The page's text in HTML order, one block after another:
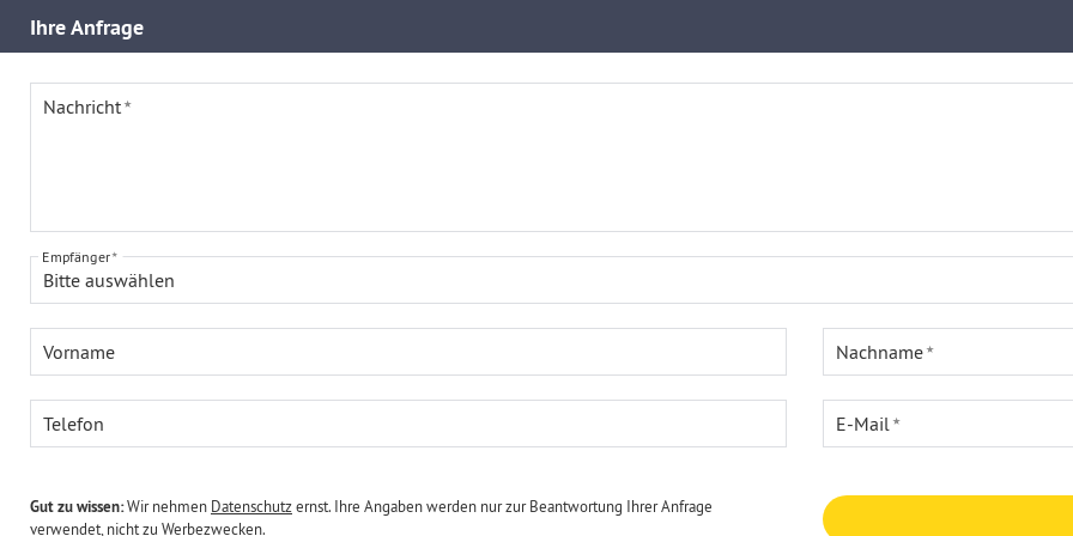
IhreAnfrage
Nachricht
Bitte auswählen
Empfänger
Vorname Nachname
Telefon E-Mail
Gut zu wissen:Wir nehmen Datenschutzernst. Ihre Angaben werden nur zur Beantwortung Ihrer Anfrage
verwendet, nicht zu Werbezwecken.